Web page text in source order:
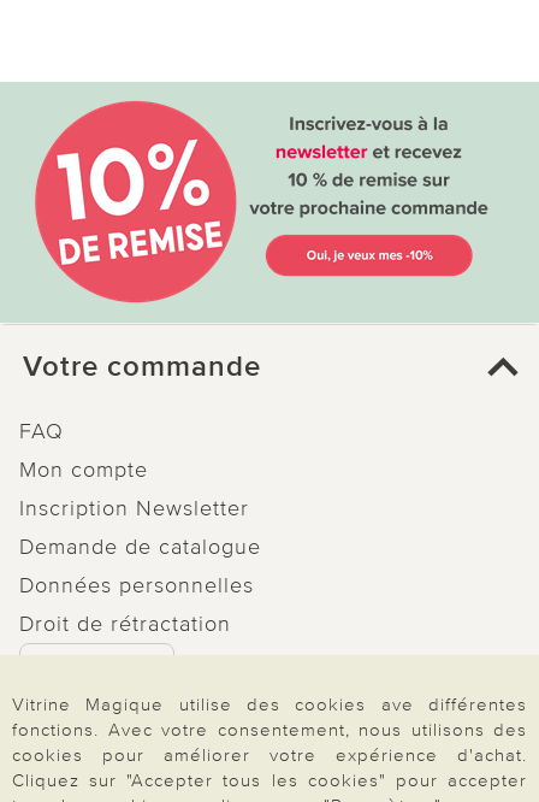
Votre commande
FAQ
Mon compte
Inscription Newsletter
Demande de catalogue
Données personnelles
Droit de rétractation
Vitrine Magique utilise des cookies ave différentes
fonctions. Avec votre consentement, nous utilisons des
cookies pour améliorer votre expérience d'achat.
Cliquez sur "Accepter tous les cookies" pour accepter